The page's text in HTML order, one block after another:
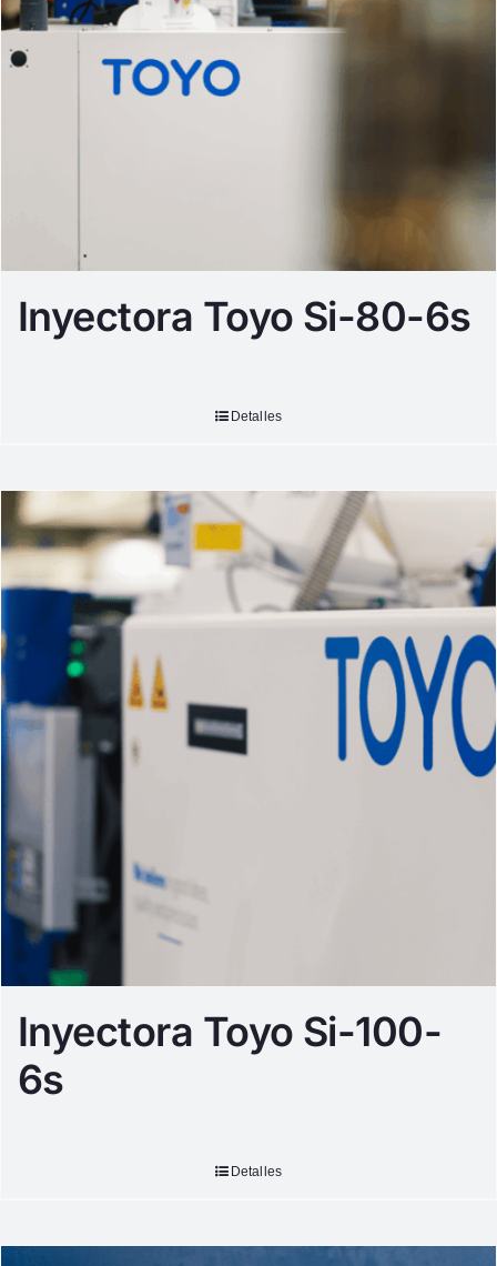
Inyectora Toyo Si-80-6s
Detalles
Inyectora Toyo Si-100-
6s
Detalles